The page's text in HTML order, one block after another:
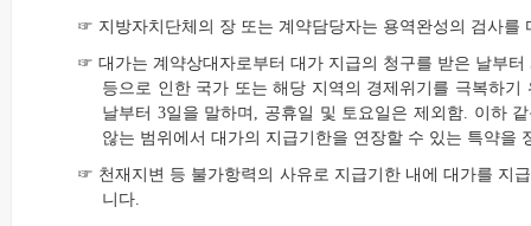
☞ 지방자치단체의 장 또는 계약담당자는 용역완성의 검사를
☞ 대가는 계약상대자로부터 대가 지급의 청구를 받은 날부
등으로 인한 국가 또는 해당 지역의 경제위기를 극복하
날부터 3일을 말하며, 공휴일 및 토요일은 제외함. 이하
않는 범위에서 대가의 지급기한을 연장할 수 있는 특약을
☞ 천재지변 등 불가항력의 사유로 지급기한 내에 대가를 지
니다.